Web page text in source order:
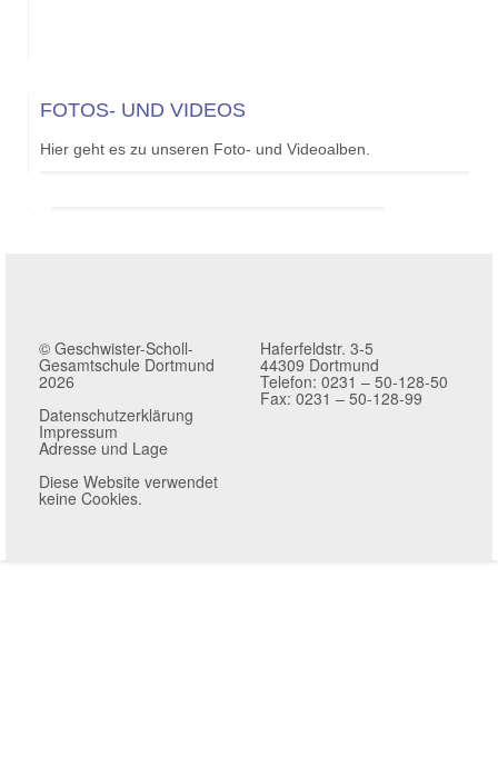
FOTOS- UND VIDEOS
Hier geht es zu unseren Foto- und Videoalben.
© Geschwister-Scholl-
Gesamtschule Dortmund
2026
Datenschutzerklärung
Impressum
Adresse und Lage
Diese Website verwendet
keine Cookies.
Haferfeldstr. 3-5
44309 Dortmund
Telefon: 0231 – 50-128-50
Fax: 0231 – 50-128-99